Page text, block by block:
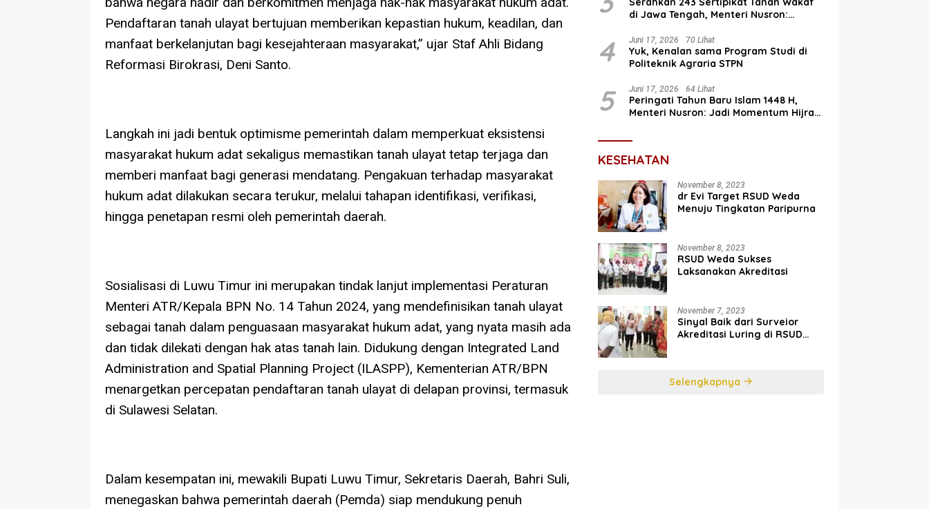
Pendaftaran tanah ulayat bertujuan memberikan kepastian hukum, keadilan, dan
manfaat berkelanjutan bagi kesejahteraan masyarakat,” ujar Staf Ahli Bidang
Reformasi Birokrasi, Deni Santo.
Langkah ini jadi bentuk optimisme pemerintah dalam memperkuat eksistensi
masyarakat hukum adat sekaligus memastikan tanah ulayat tetap terjaga dan
memberi manfaat bagi generasi mendatang. Pengakuan terhadap masyarakat
hukum adat dilakukan secara terukur, melalui tahapan identifikasi, verifikasi,
hingga penetapan resmi oleh pemerintah daerah.
Sosialisasi di Luwu Timur ini merupakan tindak lanjut implementasi Peraturan
Menteri ATR/Kepala BPN No. 14 Tahun 2024, yang mendefinisikan tanah ulayat
sebagai tanah dalam penguasaan masyarakat hukum adat, yang nyata masih ada
dan tidak dilekati dengan hak atas tanah lain. Didukung dengan Integrated Land
Administration and Spatial Planning Project (ILASPP), Kementerian ATR/BPN
menargetkan percepatan pendaftaran tanah ulayat di delapan provinsi, termasuk
di Sulawesi Selatan.
Dalam kesempatan ini, mewakili Bupati Luwu Timur, Sekretaris Daerah, Bahri Suli,
menegaskan bahwa pemerintah daerah (Pemda) siap mendukung penuh
di Jawa Tengah, Menteri Nusron:
Selesaikan Kepastian Hukum Aset
Umat
4 Juni 17, 2026 70 Lihat
Yuk, Kenalan sama Program Studi di
Politeknik Agraria STPN
5 Juni 17, 2026 64 Lihat
Peringati Tahun Baru Islam 1448 H,
Menteri Nusron: Jadi Momentum Hijrah
KESEHATAN
November 8, 2023
dr Evi Target RSUD Weda
Menuju Tingkatan Paripurna
November 8, 2023
RSUD Weda Sukses
Laksanakan Akreditasi
November 7, 2023
Sinyal Baik dari Surveior
Akreditasi Luring di RSUD
Selengkapnya